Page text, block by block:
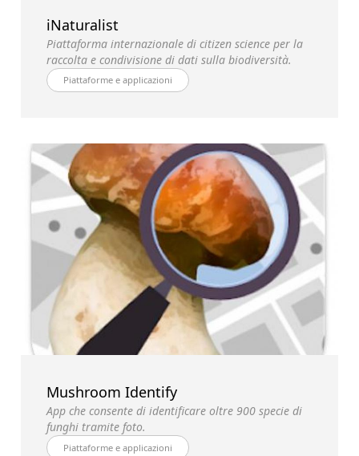
iNaturalist
Piattaforma internazionale di citizen science per la
raccolta e condivisione di dati sulla biodiversità.
Piattaforme e applicazioni
Mushroom Identify
App che consente di identificare oltre 900 specie di
funghi tramite foto.
Piattaforme e applicazioni